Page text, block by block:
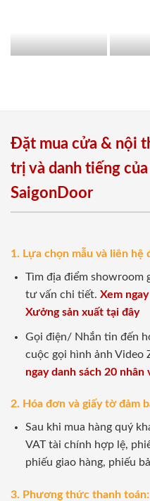
Đặt mua cửa & nội
trị và danh tiếng
SaigonDoor
1. Lựa chọn mẫu và liên
Tìm địa điểm showroom
tư vấn chi tiết. Xem
Xưởng sản xuất tại đây
Gọi điện/ Nhắn tin đến
cuộc gọi hình ảnh Video
ngay danh sách 20 nhân
2. Hóa đơn và giấy tờ đảm
Sau khi mua hàng quý
VAT tài chính hợp lệ,
phiếu giao hàng, phiếu
3. Phương thức thanh